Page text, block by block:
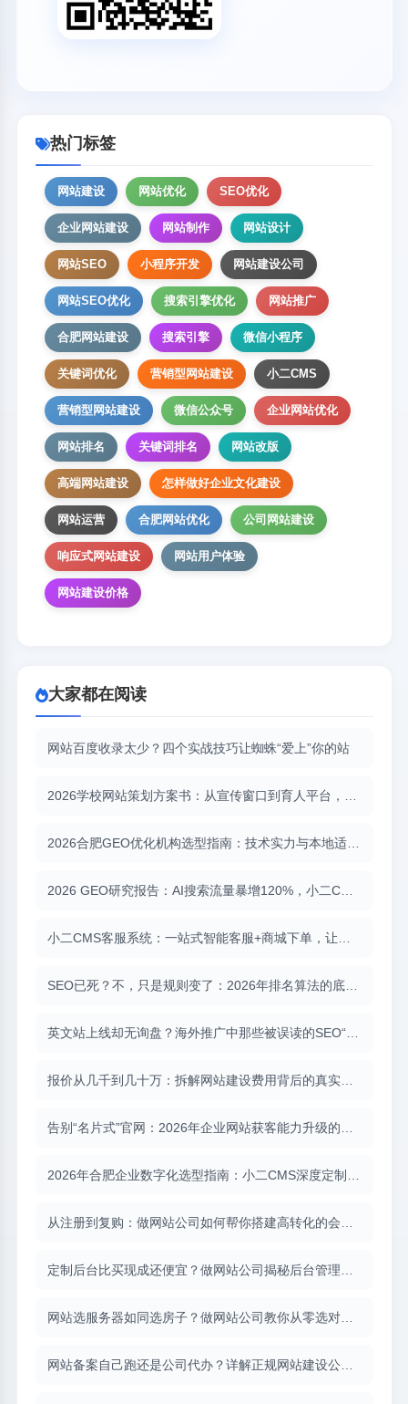
热门标签
网站建设 网站优化 SEO优化
企业网站建设 网站制作 网站设计
网站SEO 小程序开发 网站建设公司
网站SEO优化 搜索引擎优化 网站推广
合肥网站建设 搜索引擎 微信小程序
关键词优化 营销型网站建设 小二CMS
营销型网站建设 微信公众号 企业网站优化
网站排名 关键词排名 网站改版
高端网站建设 怎样做好企业文化建设
网站运营 合肥网站优化 公司网站建设
响应式网站建设 网站用户体验
网站建设价格
大家都在阅读
网站百度收录太少？四个实战技巧让蜘蛛“爱上”你的站
2026学校网站策划方案书：从宣传窗口到育人平台，重构数字教育新名片
2026合肥GEO优化机构选型指南：技术实力与本地适配缺一不可
2026 GEO研究报告：AI搜索流量暴增120%，小二CMS助力品牌抢占“答案位”
小二CMS客服系统：一站式智能客服+商城下单，让服务与转化无缝衔接
SEO已死？不，只是规则变了：2026年排名算法的底层逻辑转向
英文站上线却无询盘？海外推广中那些被误读的SEO“常识”
报价从几千到几十万：拆解网站建设费用背后的真实构成
告别“名片式”官网：2026年企业网站获客能力升级的完整路径
2026年合肥企业数字化选型指南：小二CMS深度定制如何化解开发困局
从注册到复购：做网站公司如何帮你搭建高转化的会员体系？
定制后台比买现成还便宜？做网站公司揭秘后台管理系统开发的全貌
网站选服务器如同选房子？做网站公司教你从零选对配置
网站备案自己跑还是公司代办？详解正规网站建设公司的备案全流程服务（含小二CMS备案实战）